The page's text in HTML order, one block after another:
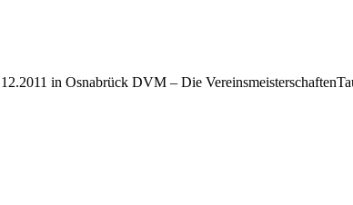
in Osnabrück DVM – Die